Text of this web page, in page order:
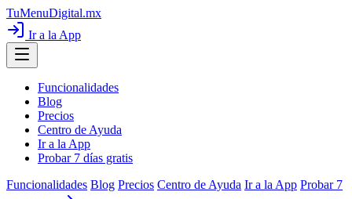
TuMenuDigital.mx
Ir a la App
Funcionalidades
Blog
Precios
Centro de Ayuda
Ir a la App
Probar 7 días gratis
Funcionalidades Blog Precios Centro de Ayuda Ir a la App Probar 7